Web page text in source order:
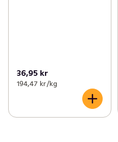
36,95 kr
194,47 kr /kg